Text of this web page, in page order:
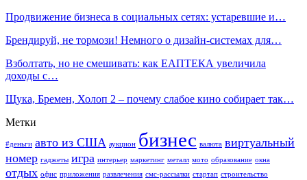
Продвижение бизнеса в социальных сетях: устаревшие и…
Брендируй, не тормози! Немного о дизайн-системах для…
Взболтать, но не смешивать: как ЕАПТЕКА увеличила
доходы с…
Щука, Бремен, Холоп 2 – почему слабое кино собирает так…
Метки
#деньги авто из США аукцион бизнес валюта виртуальный
номер гаджеты игра интерьер маркетинг металл мото образование окна
отдых офис приложения развлечения смс-рассылки стартап строительство